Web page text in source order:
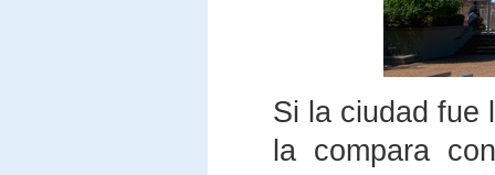
Si la ciudad fue
la compara